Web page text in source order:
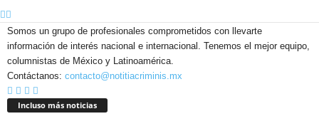
Somos un grupo de profesionales comprometidos con llevarte
información de interés nacional e internacional. Tenemos el mejor equipo,
columnistas de México y Latinoamérica.
Contáctanos: contacto@notitiacriminis.mx
Incluso más noticias